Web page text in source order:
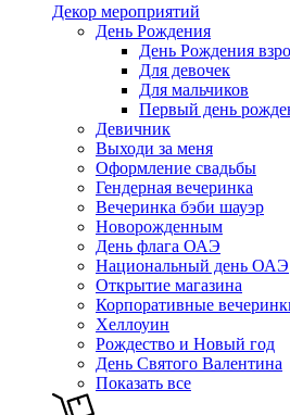
Декор мероприятий
День Рождения
День Рождения
Для девочек
Для мальчиков
Первый день
Девичник
Выходи за меня
Оформление свадьбы
Гендерная вечеринка
Вечеринка бэби шауэр
Новорожденным
День флага ОАЭ
Национальный день ОАЭ
Открытие магазина
Корпоративные
Хеллоуин
Рождество и Новый год
День Святого Валентина
Показать все